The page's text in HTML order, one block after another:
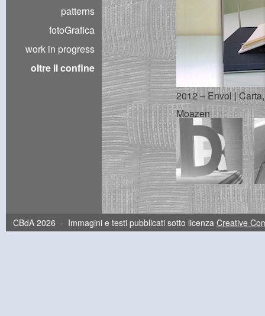
patterns
fotoGrafica
work in progress
oltre il confine
2012 – Envol |
Moazen
CBdA 2026 - Immagini e testi pubblicati sotto licenza Creative